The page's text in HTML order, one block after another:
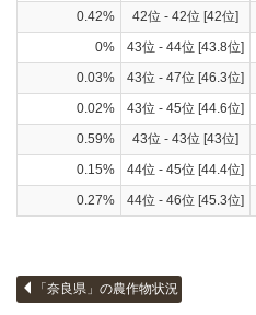
0.42%
42位 - 42位 [42位]
0%
43位 - 44位 [43.8位]
0.03%
43位 - 47位 [46.3位]
0.02%
43位 - 45位 [44.6位]
0.59%
43位 - 43位 [43位]
0.15%
44位 - 45位 [44.4位]
0.27%
44位 - 46位 [45.3位]
「奈良県」の農作物状況